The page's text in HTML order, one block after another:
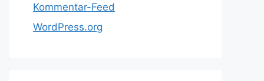
Kommentar-Feed
WordPress.org